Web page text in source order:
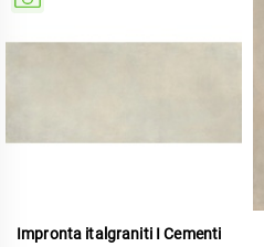
Impronta italgraniti I Cementi